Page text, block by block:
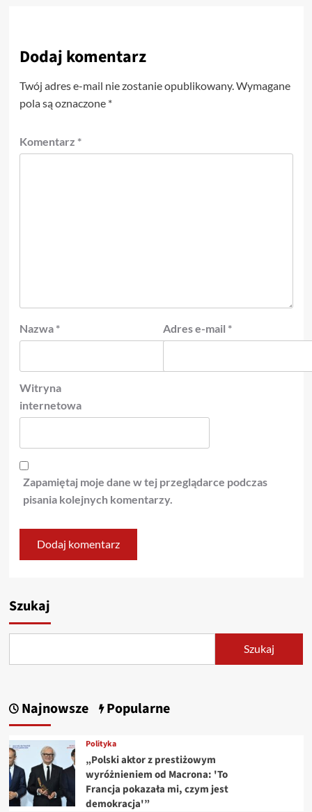
Dodaj komentarz
Twój adres e-mail nie zostanie opublikowany.Wymagane
pola są oznaczone *
Komentarz *
Nazwa * Adres e-mail *
Witryna
internetowa
Zapamiętaj moje dane w tej przeglądarce podczas
pisania kolejnych komentarzy.
Szukaj
Szukaj
Najnowsze Popularne
Polityka
„Polski aktor z prestiżowym
wyróżnieniem od Macrona: 'To
Francja pokazała mi, czym jest
demokracja'”